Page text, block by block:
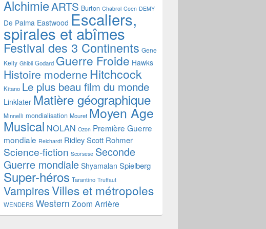
AlchimieARTS Burton Chabrol Coen DEMY
De Palma Eastwood Escaliers,
spirales et abîmes
Festival des 3 Continents Gene
Kelly Ghibli Godard Guerre Froide Hawks
Histoire moderne Hitchcock
Kitano Le plus beau film du monde
Linklater Matière géographique
Minnelli mondialisation Mouret Moyen Age
Musical NOLAN Ozon Première Guerre
mondiale Reichardt Ridley Scott Rohmer
Science-fiction Scorsese Seconde
Guerre mondiale Shyamalan Spielberg
Super-héros Tarantino Truffaut
VampiresVilles et métropoles
WENDERS Western Zoom Arrière